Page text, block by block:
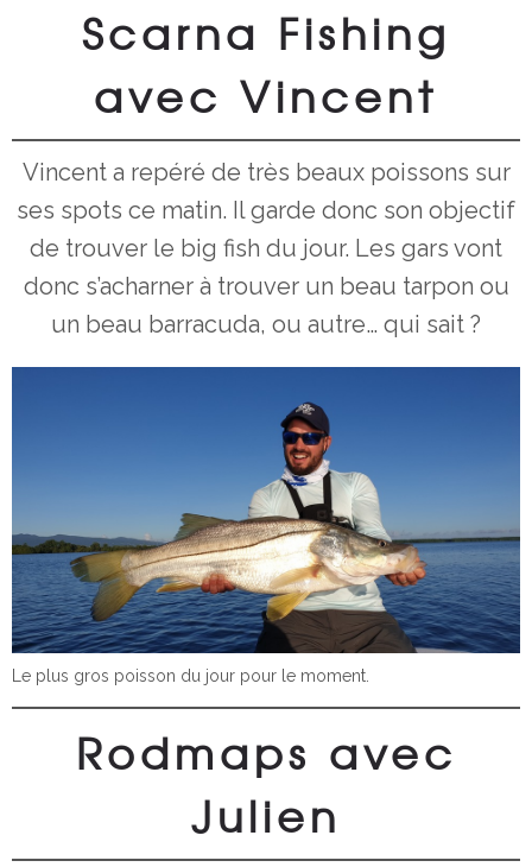
Scarna Fishing
avec Vincent
Vincent a repéré de très beaux poissons sur
ses spots ce matin. Il garde donc son objectif
de trouver le big fish du jour. Les gars vont
donc s’acharner à trouver un beau tarpon ou
un beau barracuda, ou autre… qui sait ?
Le plus gros poisson du jour pour le moment.
Rodmaps avec
Julien